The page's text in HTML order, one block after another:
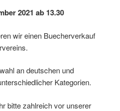
2021 ab 13.30
wir einen Buecherverkauf
an deutschen und
Kategorien.
bitte zahlreich vor unserer